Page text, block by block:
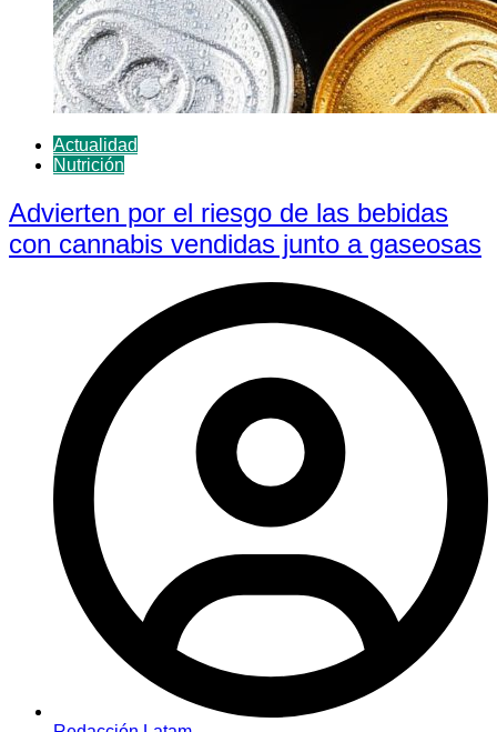
Actualidad
Nutrición
Advierten por el riesgo de las bebidas
con cannabis vendidas junto a gaseosas